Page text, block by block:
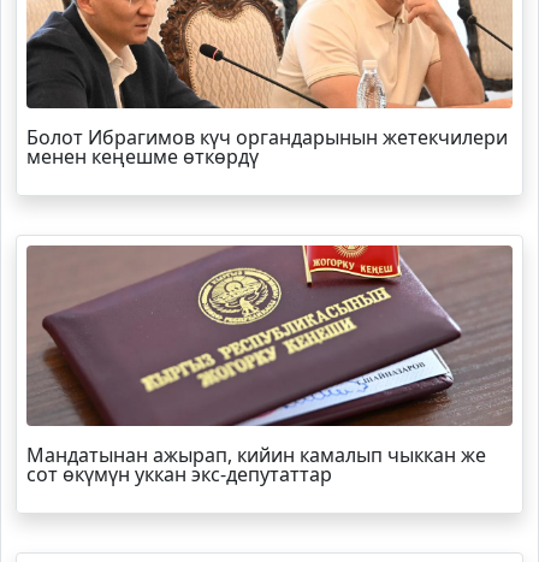
Болот Ибрагимов күч органдарынын жетекчилери
менен кеңешме өткөрдү
Мандатынан ажырап, кийин камалып чыккан же
сот өкүмүн уккан экс-депутаттар